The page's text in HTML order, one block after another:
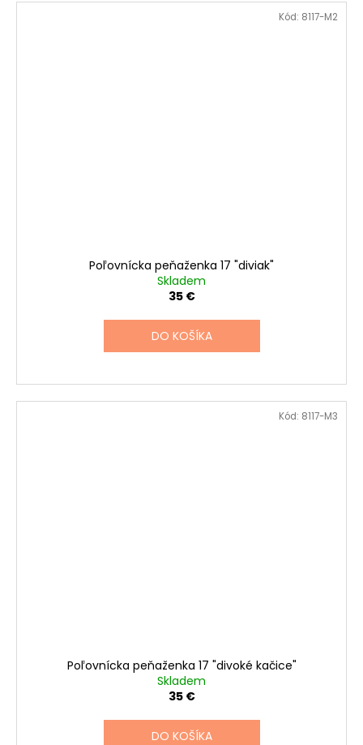
Poľovnícka peňaženka 17 "diviak"
Skladem
35 €
DO KOŠÍKA
Kód: 8117-M2
Poľovnícka peňaženka 17 "divoké kačice"
Skladem
35 €
DO KOŠÍKA
Kód: 8117-M3